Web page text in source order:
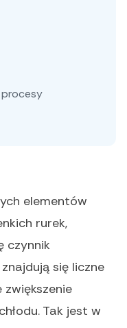
elementów
rurek,
czynnik
się liczne
Tak jest w
procesy